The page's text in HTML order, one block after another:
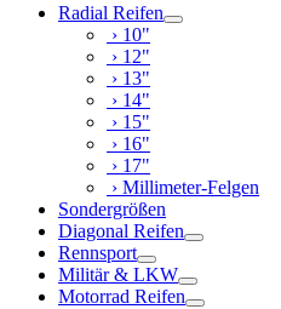
Radial Reifen
› 10"
› 12"
› 13"
› 14"
› 15"
› 16"
› 17"
› Millimeter-Felgen
Sondergrößen
Diagonal Reifen
Rennsport
Militär & LKW
Motorrad Reifen